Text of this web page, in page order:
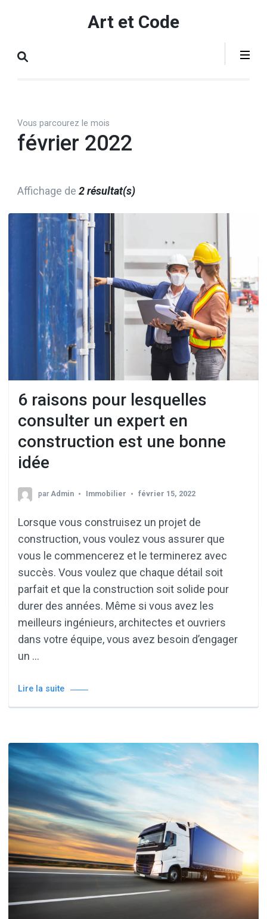
(Pressez
Art et Code
Vous parcourez le mois
février 2022
Affichage de 2 résultat(s)
6 raisons pour lesquelles
consulter un expert en
construction est une bonne
idée
par Admin Immobilier février 15, 2022
Lorsque vous construisez un projet de
construction, vous voulez vous assurer que
vous le commencerez et le terminerez avec
succès. Vous voulez que chaque détail soit
parfait et que la construction soit solide pour
durer des années. Même si vous avez les
meilleurs ingénieurs, architectes et ouvriers
dans votre équipe, vous avez besoin d’engager
un …
Lire la suite